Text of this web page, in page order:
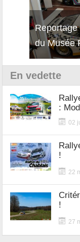
Reportage
du Musée
En vedette
:
02
!
22
!
27